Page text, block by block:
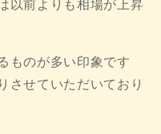
以前よりも相場が上昇
ものが多い印象です
させていただいており